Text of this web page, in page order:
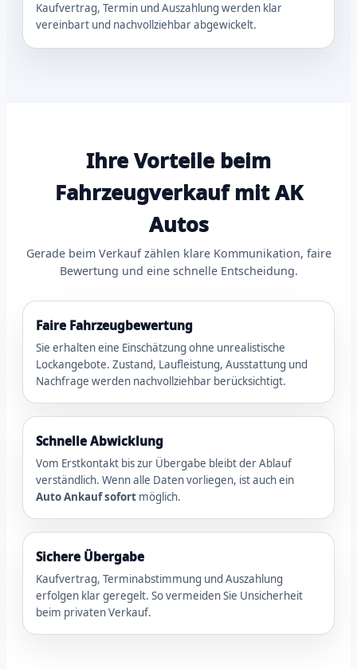
Kaufvertrag, Termin und Auszahlung werden klar
vereinbart und nachvollziehbar abgewickelt.
Ihre Vorteile beim
Fahrzeugverkauf mit AK
Autos
Gerade beim Verkauf zählen klare Kommunikation, faire
Bewertung und eine schnelle Entscheidung.
Faire Fahrzeugbewertung
Sie erhalten eine Einschätzung ohne unrealistische
Lockangebote. Zustand, Laufleistung, Ausstattung und
Nachfrage werden nachvollziehbar berücksichtigt.
Schnelle Abwicklung
Vom Erstkontakt bis zur Übergabe bleibt der Ablauf
verständlich. Wenn alle Daten vorliegen, ist auch ein
Auto Ankauf sofort möglich.
Sichere Übergabe
Kaufvertrag, Terminabstimmung und Auszahlung
erfolgen klar geregelt. So vermeiden Sie Unsicherheit
beim privaten Verkauf.